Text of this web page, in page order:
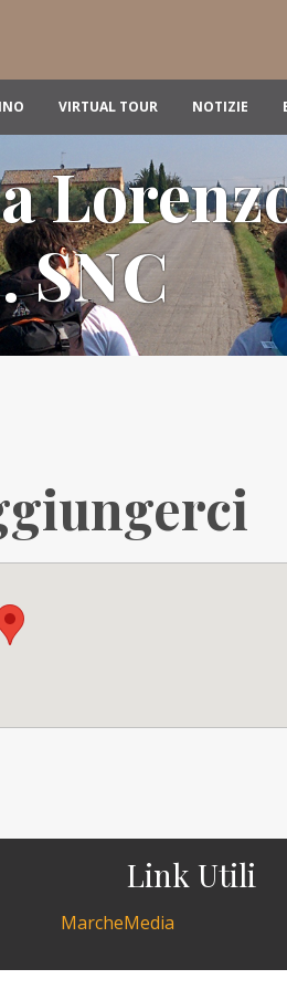
VIRTUAL TOUR NOTIZIE
SNC
Link Utili
MarcheMedia